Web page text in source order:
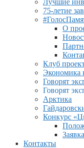
Лучшие
75-летие
О
Клуб
Экономика
Говорят
Говорят
Арктика
Конкурс
Контакты